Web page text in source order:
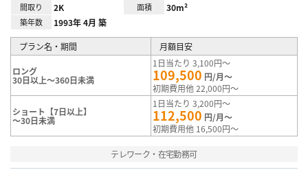
間取り 2K 面積 30m²
築年数 1993年 4月 築
プラン名・期間 月額目安
ロング
30日以上～360日未満
1日当たり 3,100円～
109,500 円/月～
初期費用他 22,000円～
ショート【7日以上】
～30日未満
1日当たり 3,200円～
112,500 円/月～
初期費用他 16,500円～
テレワーク・在宅勤務可